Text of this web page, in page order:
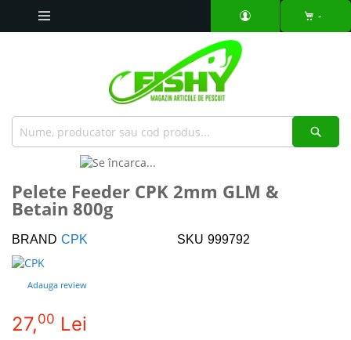
the
end
the
images
gallery
to
the
of
the
images
gallery
Pelete Feeder CPK 2mm GLM &
Betain 800g
BRAND CPK SKU 999792
Adauga review
27,00 Lei